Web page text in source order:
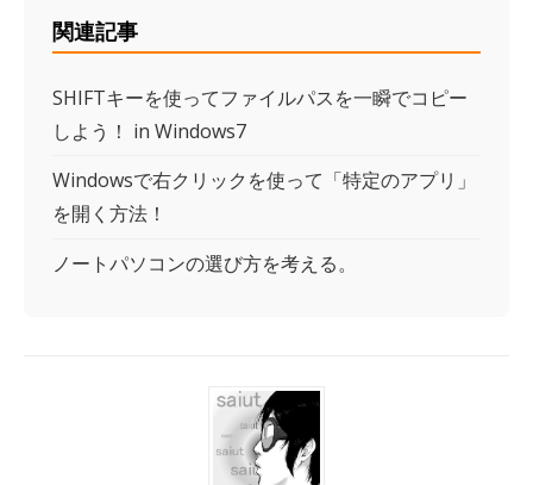
関連記事
SHIFTキーを使ってファイルパスを一瞬でコピー
しよう！ in Windows7
Windowsで右クリックを使って「特定のアプリ」
を開く方法！
ノートパソコンの選び方を考える。